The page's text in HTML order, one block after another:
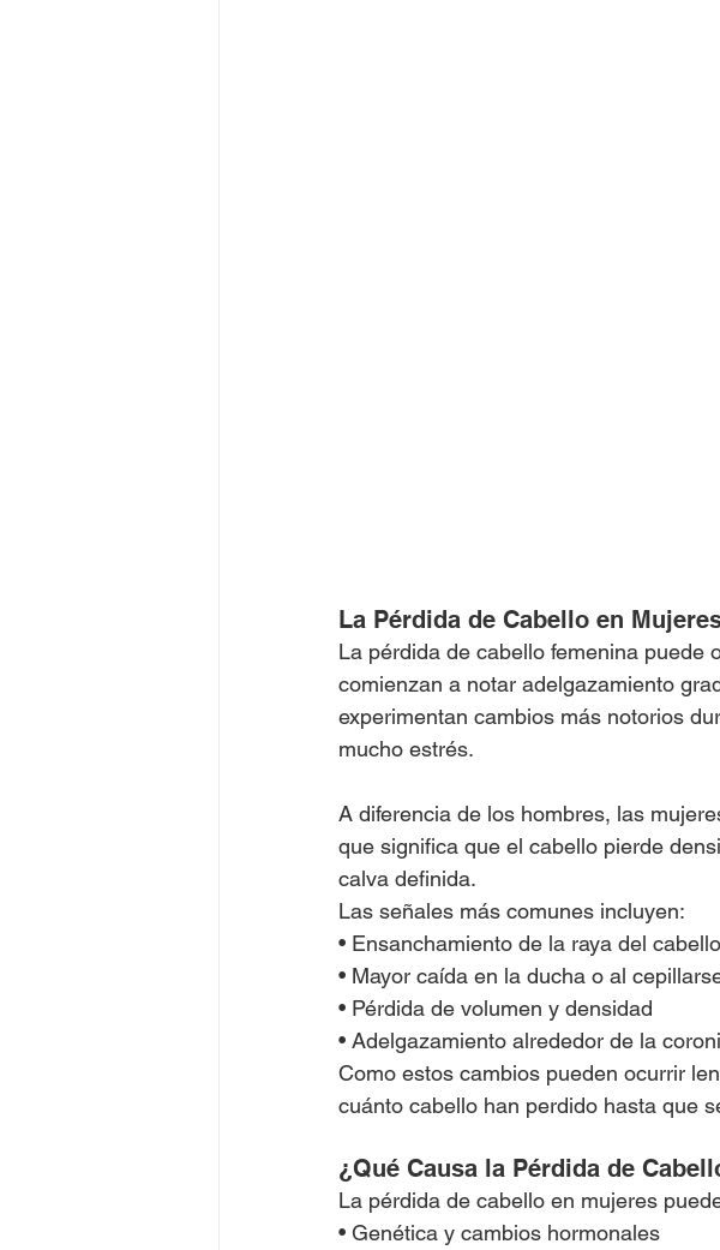
La Pérdida de Cabello en
La pérdida de cabello femenina puede
comienzan a notar adelgazamiento
experimentan cambios más notorios
mucho estrés.
A diferencia de los hombres, las
que significa que el cabello pierde
calva definida.
Las señales más comunes incluyen:
• Ensanchamiento de la raya del cabello
• Mayor caída en la ducha o al
• Pérdida de volumen y densidad
• Adelgazamiento alrededor de la
Como estos cambios pueden ocurrir
cuánto cabello han perdido hasta que
¿Qué Causa la Pérdida de
La pérdida de cabello en mujeres
• Genética y cambios hormonales